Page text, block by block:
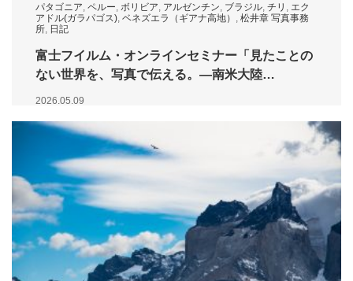
パタゴニア, ペルー, ボリビア, アルゼンチン, ブラジル, チリ , エク
アドル(ガラパゴス), ベネズエラ（ギアナ高地） , 松井章 写真事務
所, 日記
富士フイルム・オンラインセミナー「見たことの
ない世界を、写真で伝える。―南米大陸…
2026.05.09